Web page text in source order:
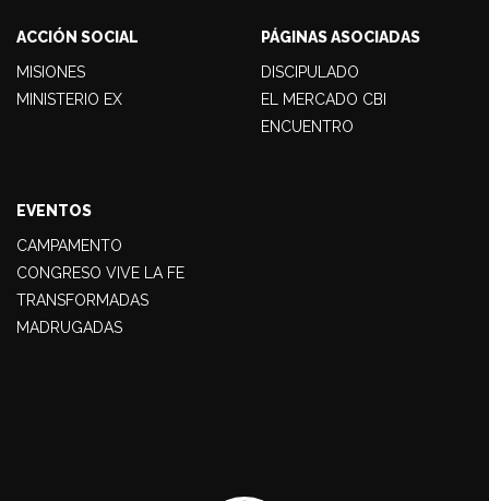
ACCIÓN SOCIAL
MISIONES
MINISTERIO EX
EVENTOS
CAMPAMENTO
CONGRESO VIVE LA FE
TRANSFORMADAS
MADRUGADAS
PÁGINAS ASOCIADAS
DISCIPULADO
EL MERCADO CBI
ENCUENTRO